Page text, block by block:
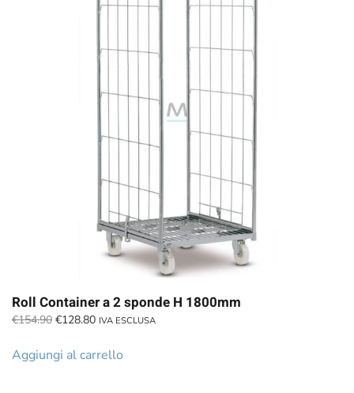
Roll Container a 2 sponde H 1800mm
€154.90 Il
originale
€128.80Il
attuale
IVA ESCLUSA
Aggiungi al carrello